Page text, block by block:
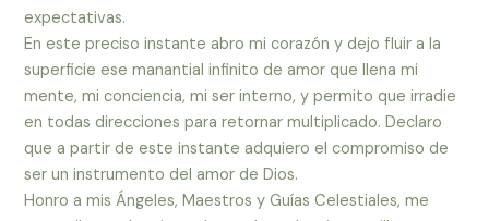
expectativas.
En este preciso instante abro mi corazón y dejo fluir a la
superficie ese manantial infinito de amor que llena mi
mente, mi conciencia, mi ser interno, y permito que irradie
en todas direcciones para retornar multiplicado. Declaro
que a partir de este instante adquiero el compromiso de
ser un instrumento del amor de Dios.
Honro a mis Ángeles, Maestros y Guías Celestiales, me